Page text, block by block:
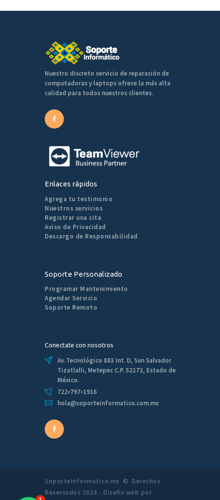
Nuestro discreto servicio de reparación de
computadoras y laptops ofrece la más alta
calidad para todos nuestros clientes.
Enlaces rápidos
Agrega tu testimonio
Nuestros servicios
Registrar una cita
Aviso de Privacidad
Descargo de Responsabilidad
Soporte Personalizado
Programar Mantenimiento
Agendar Servicio
Soporte Remoto
Conectate con nosotros
Av. Tecnológico 883 Int. D, San Salvador
Tizatlalli, Metepec C.P. 52172, Estado de
México.
722•797•1916
hola@soporteinformatico.com.mx
SoporteInformatico.mx © Derechos
Reservados 2024 - Diseño web por